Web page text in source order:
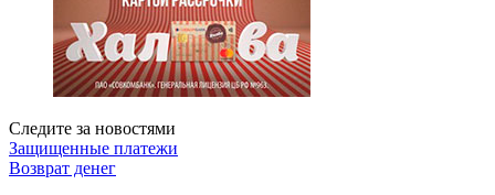
Следите за новостями
Защищенные платежи
Возврат денег